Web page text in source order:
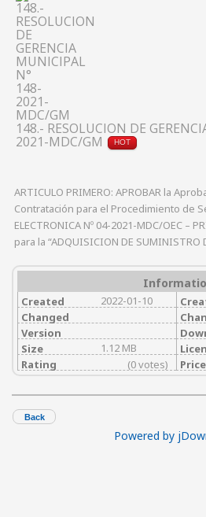
148.- RESOLUCION DE
2021-MDC/GM HOT
ARTICULO PRIMERO: APROBAR la
Contratación para el Procedimiento de
ELECTRONICA Nº 04-2021-MDC/OEC –
para la “ADQUISICION DE SUMINISTRO
Created
2022-01-10
Changed
Version
Size
1.12 MB
Rating
(0 votes)
Price
Back
Powered by